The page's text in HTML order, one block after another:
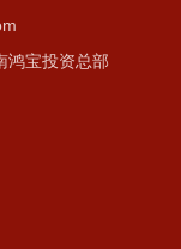
鸿宝投资总部